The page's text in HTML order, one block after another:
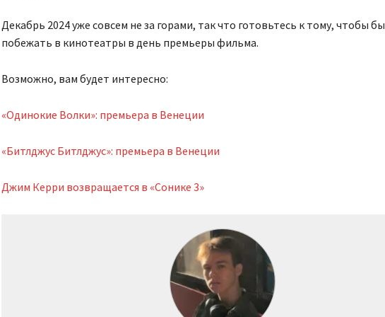
Декабрь 2024 уже совсем не за горами, так что готовьтесь к тому, чтобы
побежать в кинотеатры в день премьеры фильма.
Возможно, вам будет интересно:
«Одинокие Волки»: премьера в Венеции
«Битлджус Битлджус»: премьера в Венеции
Джим Керри возвращается в «Сонике 3»